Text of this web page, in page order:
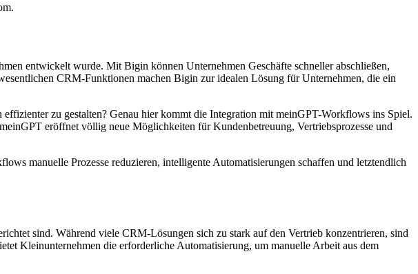
entwickelt wurde. Mit Bigin können Unternehmen Geschäfte schneller abschließen,
CRM-Funktionen machen Bigin zur idealen Lösung für Unternehmen, die ein
zu gestalten? Genau hier kommt die Integration mit meinGPT-Workflows ins Spiel.
eröffnet völlig neue Möglichkeiten für Kundenbetreuung, Vertriebsprozesse und
manuelle Prozesse reduzieren, intelligente Automatisierungen schaffen und letztendlich
sind. Während viele CRM-Lösungen sich zu stark auf den Vertrieb konzentrieren, sind
Kleinunternehmen die erforderliche Automatisierung, um manuelle Arbeit aus dem